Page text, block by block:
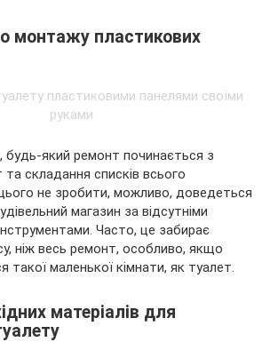
монтажу пластикових
який ремонт починається з
та складання списків всього
не зробити, можливо, доведеться
магазин за відсутніми
Часто, це забирає
ніж весь ремонт, особливо, якщо
такої маленької кімнати, як туалет.
матеріалів для